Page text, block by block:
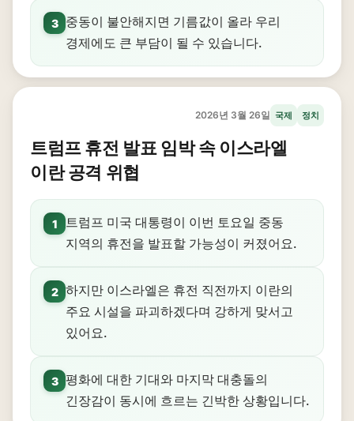
3
중동이 불안해지면 기름값이 올라 우리
경제에도 큰 부담이 될 수 있습니다.
2026년 3월 26일 국제 정치
트럼프 휴전 발표 임박 속 이스라엘
이란 공격 위협
1
트럼프 미국 대통령이 이번 토요일 중동
지역의 휴전을 발표할 가능성이 커졌어요.
2 하지만 이스라엘은 휴전 직전까지 이란의
주요 시설을 파괴하겠다며 강하게 맞서고
있어요.
3 평화에 대한 기대와 마지막 대충돌의
긴장감이 동시에 흐르는 긴박한 상황입니다.